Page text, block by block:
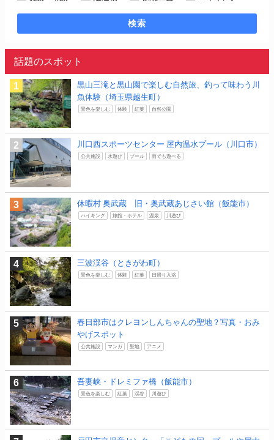
検索
話題のスポット
黒山三滝と黒山園で楽しむ自然旅、釣って味わう川
魚体験（埼玉県越生町）
景色を楽しむ 体験 紅葉 自然公園
川口西スポーツセンター 屋内温水プール（川口市）
公共施設 水遊び プール 雨でも遊べる
休暇村 奥武蔵 旧・奥武蔵あじさい館（飯能市）
ハイキング 旅館・ホテル 温泉 川遊び
三波渓谷（ときがわ町）
景色を楽しむ 体験 紅葉 日帰り入浴
春日部市はクレヨンしんちゃんの聖地？写真・おみ
やげスポット
公共施設 マンガ 聖地 アニメ
吾妻峡・ドレミファ橋（飯能市）
景色を楽しむ 紅葉 渓谷 川遊び